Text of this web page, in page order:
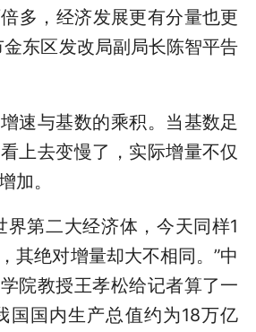
多，经济发展更有分量也更
金东区发改局副局长陈智平告
与基数的乘积。当基数足
上去变慢了，实际增量不仅
加。
第二大经济体，今天同样1
其绝对增量却大不相同。”中
院教授王孝松给记者算了一
国国内生产总值约为18万亿